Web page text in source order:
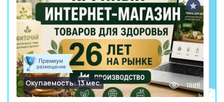
Окупаемость: 13 мес. 1888